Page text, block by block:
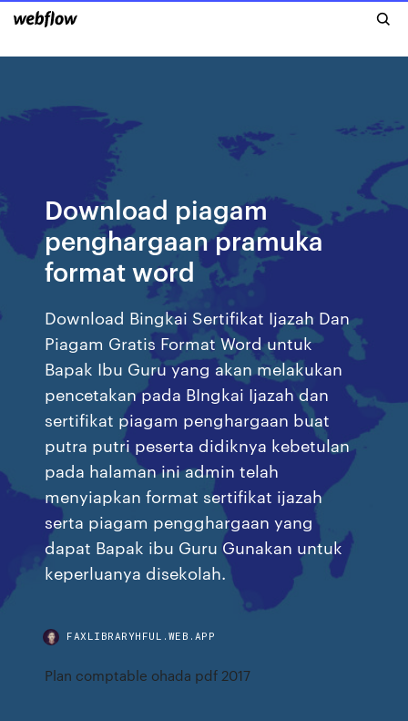
Download piagam
penghargaan pramuka
format word
Download Bingkai Sertifikat Ijazah Dan
Piagam Gratis Format Word untuk
Bapak Ibu Guru yang akan melakukan
pencetakan pada BIngkai Ijazah dan
sertifikat piagam penghargaan buat
putra putri peserta didiknya kebetulan
pada halaman ini admin telah
menyiapkan format sertifikat ijazah
serta piagam pengghargaan yang
dapat Bapak ibu Guru Gunakan untuk
keperluanya disekolah.
FAXLIBRARYHFUL.WEB.APP
Plan comptable ohada pdf 2017